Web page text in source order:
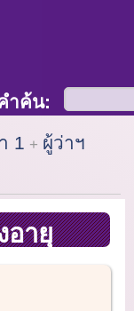
ำค้น:
1
ผู้ว่าฯ
อายุ